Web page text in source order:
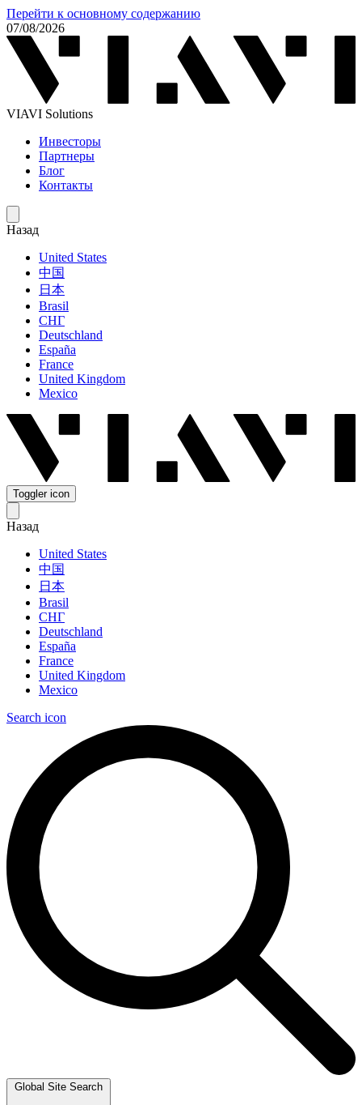
Перейти к основному содержанию
07/08/2026
VIAVI Solutions
Инвесторы
Партнеры
Блог
Контакты
Назад
United States
中国
日本
Brasil
СНГ
Deutschland
España
France
United Kingdom
Mexico
Toggler icon
Назад
United States
中国
日本
Brasil
СНГ
Deutschland
España
France
United Kingdom
Mexico
Search icon
Global Site Search